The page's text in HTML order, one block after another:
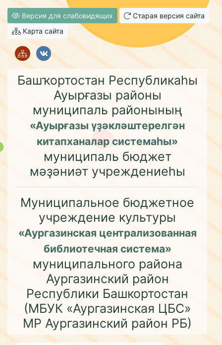
Версия для слабовидящих
Старая версия сайта
Карта сайта
Башҡортостан Республикаһы
Ауырғазы районы
муниципаль районының
«Ауырғазы үҙәкләштерелгән
китапханалар системаһы»
муниципаль бюджет
мәҙәниәт учреждениеһы
Муниципальное бюджетное
учреждение культуры
«Аургазинская централизованная
библиотечная система»
муниципального района
Аургазинский район
Республики Башкортостан
(МБУК «Аургазинская ЦБС»
МР Аургазинский район РБ)